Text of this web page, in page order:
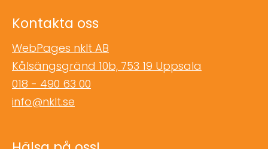
Kontakta oss
WebPages nklt AB
Kålsängsgränd 10b, 753 19 Uppsala
018 - 490 63 00
info@nklt.se